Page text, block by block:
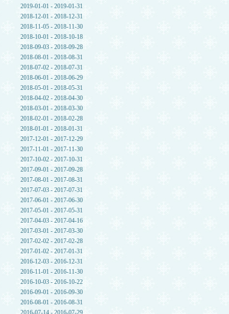
2019-01-01 - 2019-01-31
2018-12-01 - 2018-12-31
2018-11-05 - 2018-11-30
2018-10-01 - 2018-10-18
2018-09-03 - 2018-09-28
2018-08-01 - 2018-08-31
2018-07-02 - 2018-07-31
2018-06-01 - 2018-06-29
2018-05-01 - 2018-05-31
2018-04-02 - 2018-04-30
2018-03-01 - 2018-03-30
2018-02-01 - 2018-02-28
2018-01-01 - 2018-01-31
2017-12-01 - 2017-12-29
2017-11-01 - 2017-11-30
2017-10-02 - 2017-10-31
2017-09-01 - 2017-09-28
2017-08-01 - 2017-08-31
2017-07-03 - 2017-07-31
2017-06-01 - 2017-06-30
2017-05-01 - 2017-05-31
2017-04-03 - 2017-04-16
2017-03-01 - 2017-03-30
2017-02-02 - 2017-02-28
2017-01-02 - 2017-01-31
2016-12-03 - 2016-12-31
2016-11-01 - 2016-11-30
2016-10-03 - 2016-10-22
2016-09-01 - 2016-09-30
2016-08-01 - 2016-08-31
2016-07-14 - 2016-07-29